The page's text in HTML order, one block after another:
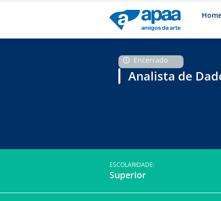
Encerrado
Analista de
ESCOLARIDADE:
Superior